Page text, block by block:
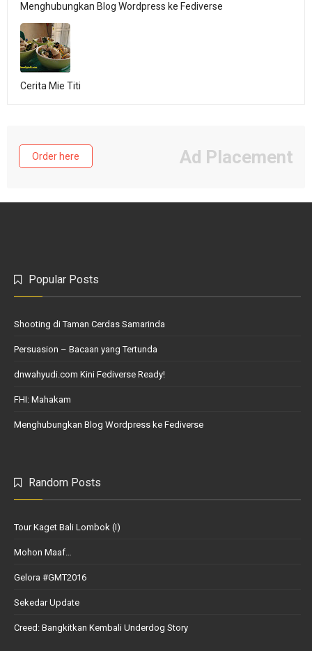
Menghubungkan Blog Wordpress ke Fediverse
Cerita Mie Titi
Order here Ad Placement
Popular Posts
Shooting di Taman Cerdas Samarinda
Persuasion – Bacaan yang Tertunda
dnwahyudi.com Kini Fediverse Ready!
FHI: Mahakam
Menghubungkan Blog Wordpress ke Fediverse
Random Posts
Tour Kaget Bali Lombok (I)
Mohon Maaf…
Gelora #GMT2016
Sekedar Update
Creed: Bangkitkan Kembali Underdog Story